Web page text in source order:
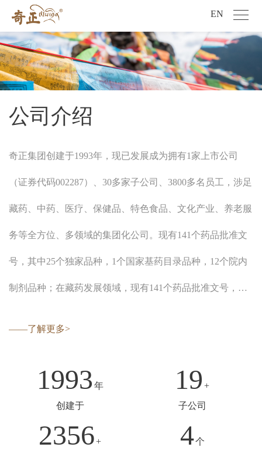
EN
公司介绍
奇正集团创建于1993年，现已发展成为拥有1家上市公司
（证券代码002287）、30多家子公司、3800多名员工，涉足
藏药、中药、医疗、保健品、特色食品、文化产业、养老服
务等全方位、多领域的集团化公司。现有141个药品批准文
号，其中25个独家品种，1个国家基药目录品种，12个院内
制剂品种；在藏药发展领域，现有141个药品批准文号，其
——了解更多>
1993 年
创建于
23 +
子公司
2888+
5个